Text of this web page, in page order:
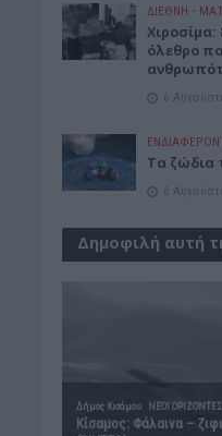
ΔΙΕΘΝΗ •
όλεθρο
6
Tα ζώδια
6
Δημοφιλή αυτή